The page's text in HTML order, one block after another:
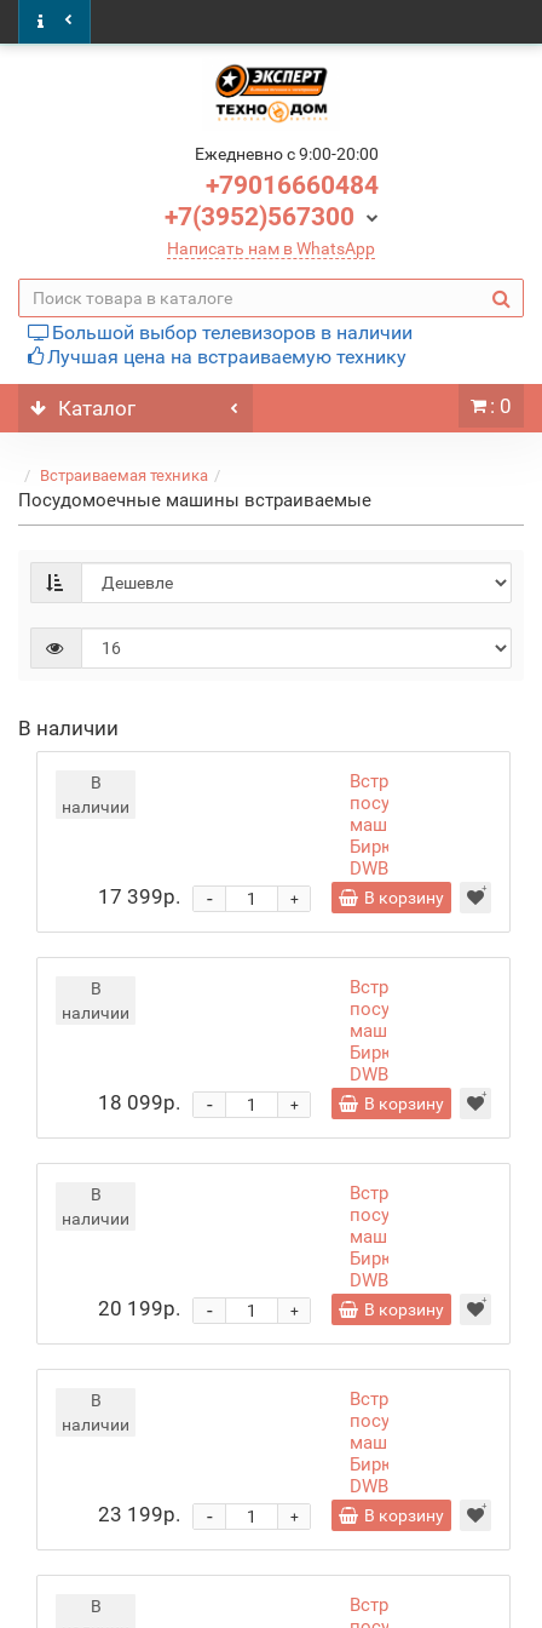
Ежедневно c 9:00-20:00
+79016660484
+7(3952)567300
Написать нам в WhatsApp
Большой выбор телевизоров в наличии
Лучшая цена на встраиваемую технику
Каталог : 0
Встраиваемая техника
Посудомоечные машины встраиваемые
В наличии
В
наличии
Встраиваемая
посудомоечная
машина
Бирюса
DWB-
410/01
17 399р. +
- В корзину
В
наличии
Встраиваемая
посудомоечная
машина
Бирюса
DWB-
612/5
18 099р. +
- В корзину
В
наличии
Встраиваемая
посудомоечная
машина
Бирюса
DWB-
410/7
20 199р. +
- В корзину
В
наличии
Встраиваемая
посудомоечная
машина
Бирюса
DWB-
614/7
23 199р. +
- В корзину
В
Встраиваемая